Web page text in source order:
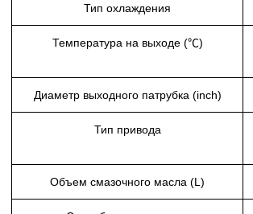
Тип охлаждения
Температура на выходе (℃)
Диаметр выходного патрубка (inch)
Тип привода
Объем смазочного масла (L)